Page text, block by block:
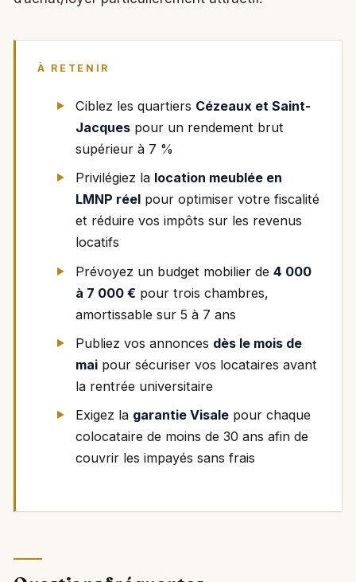
À RETENIR
Ciblez les quartiers Cézeaux et Saint-
Jacquespour un rendement brut
supérieur à 7 %
Privilégiez la location meublée en
LMNP réelpour optimiser votre fiscalité
et réduire vos impôts sur les revenus
locatifs
Prévoyez un budget mobilier de 4 000
à 7 000 € pour trois chambres,
amortissable sur 5 à 7 ans
Publiez vos annonces dès le mois de
maipour sécuriser vos locataires avant
la rentrée universitaire
Exigez la garantie Visalepour chaque
colocataire de moins de 30 ans afin de
couvrir les impayés sans frais